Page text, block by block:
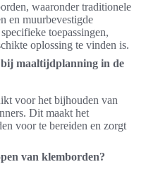
waaronder traditionele
en muurbevestigde
toepassingen,
oplossing te vinden is.
maaltijdplanning in de
voor het bijhouden van
Dit maakt het
voor te bereiden en zorgt
van klemborden?